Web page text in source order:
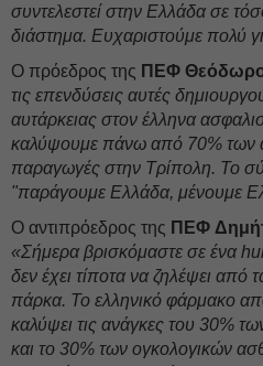
συντελεστεί στην Ελλάδα σε
διάστημα. Ευχαριστούμε πολύ
Ο πρόεδρος της ΠΕΦ
τις επενδύσεις αυτές
αυτάρκειας στον έλληνα
καλύψουμε πάνω από 70% των
παραγωγές στην Τρίπολη. Το
"παράγουμε Ελλάδα, μένουμε
Ο αντιπρόεδρος της ΠΕΦ
«Σήμερα βρισκόμαστε σε ένα
δεν έχει τίποτα να ζηλέψει από
πάρκα. Το ελληνικό φάρμακο
καλύψει τις ανάγκες του 30%
και το 30% των ογκολογικών